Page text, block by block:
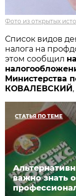
Фото из открытых
Список видов
налога на
этом сообщил
Министерства
КОВАЛЕВСКИЙ
СТАТЬЯ ПО ТЕМЕ
важно знать